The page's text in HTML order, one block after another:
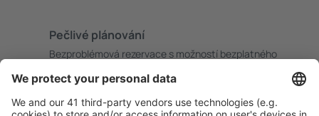
Pečlivé plánování
Bezproblémová rezervace s možností bezplatného
S námi ušetříte